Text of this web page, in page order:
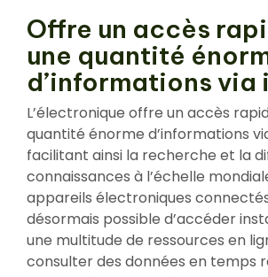
Offre un accès
une quantité
d’informations via
L’électronique offre un accès
quantité énorme d’informations
facilitant ainsi la recherche et la
connaissances à l’échelle
appareils électroniques
désormais possible d’accéder
une multitude de ressources en
consulter des données en temps